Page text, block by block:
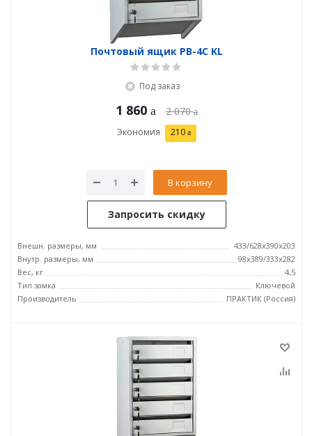
Почтовый ящик PB-4C KL
Под заказ
1 860 2 070
Экономия 210
В корзину
Запросить скидку
Внешн. размеры, мм
433/628x390x203
Внутр. размеры, мм
98x389/333x282
Вес, кг
4,5
Тип замка
Ключевой
Производитель
ПРАКТИК (Россия)